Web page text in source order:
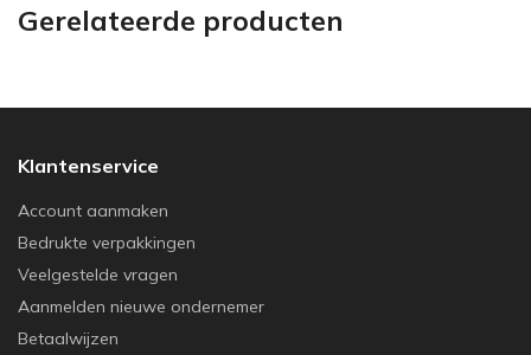
Gerelateerde producten
Klantenservice
Account aanmaken
Bedrukte verpakkingen
Veelgestelde vragen
Aanmelden nieuwe ondernemer
Betaalwijzen